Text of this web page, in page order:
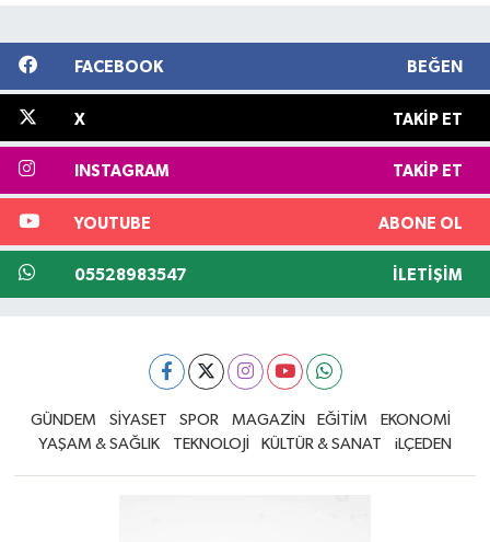
FACEBOOK BEĞEN
X TAKIP ET
INSTAGRAM TAKIP ET
YOUTUBE ABONE OL
05528983547 İLETIŞIM
GÜNDEM SİYASET SPOR MAGAZİN EĞİTİM
EKONOMİ
YAŞAM & SAĞLIK
TEKNOLOJİ KÜLTÜR & SANAT iLÇEDEN